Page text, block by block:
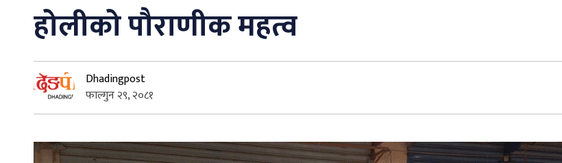
होलीको पौराणीक महत्व
Dhadingpost
फाल्गुन २९, २०८१